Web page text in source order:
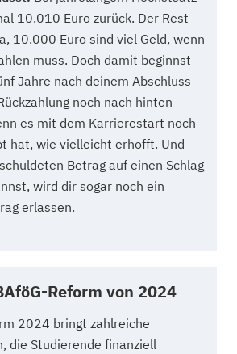
10.010 Euro zurück. Der Rest
10.000 Euro sind viel Geld, wenn
muss. Doch damit beginnst
Jahre nach deinem Abschluss
noch nach hinten
es mit dem Karrierestart noch
hat, wie vielleicht erhofft. Und
Betrag auf einen Schlag
wird dir sogar noch ein
erlassen.
Reform von 2024
2024 bringt zahlreiche
die Studierende finanziell